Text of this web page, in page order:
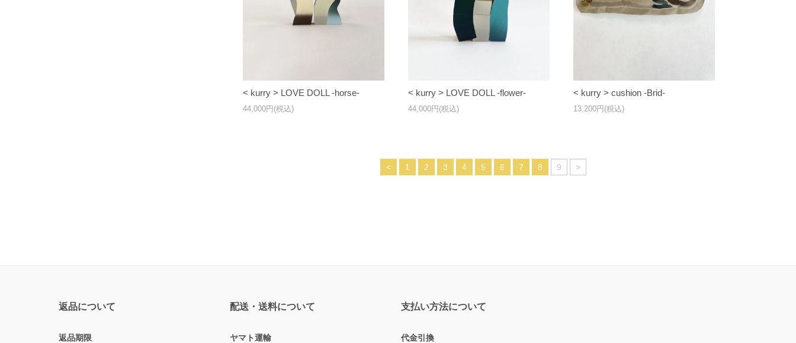
< kurry > LOVE DOLL -horse-
44,000円(税込)
< kurry > LOVE DOLL -flower-
44,000円(税込)
< kurry > cushion -Brid-
13,200円(税込)
< 1 2 3 4 5 6 7 8 9 >
返品について
返品期限
配送・送料について
ヤマト運輸
支払い方法について
代金引換